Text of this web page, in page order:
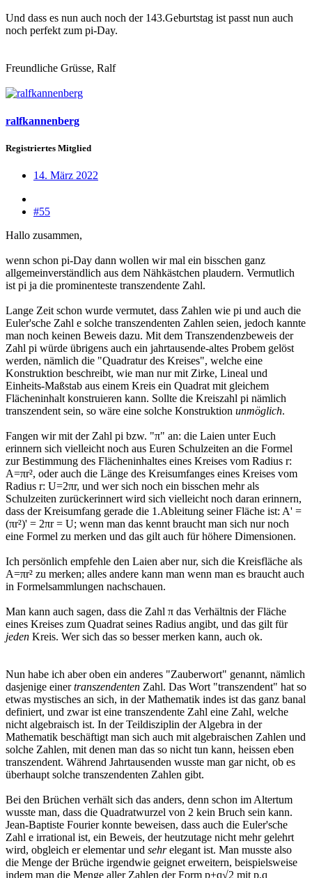
Und dass es nun auch noch der 143.Geburtstag ist passt nun auch
noch perfekt zum pi-Day.
Freundliche Grüsse, Ralf
ralfkannenberg
Registriertes Mitglied
14. März 2022
#55
Hallo zusammen,
wenn schon pi-Day dann wollen wir mal ein bisschen ganz
allgemeinverständlich aus dem Nähkästchen plaudern. Vermutlich
ist pi ja die prominenteste transzendente Zahl.
Lange Zeit schon wurde vermutet, dass Zahlen wie pi und auch die
Euler'sche Zahl e solche transzendenten Zahlen seien, jedoch kannte
man noch keinen Beweis dazu. Mit dem Transzendenzbeweis der
Zahl pi würde übrigens auch ein jahrtausende-altes Probem gelöst
werden, nämlich die "Quadratur des Kreises", welche eine
Konstruktion beschreibt, wie man nur mit Zirke, Lineal und
Einheits-Maßstab aus einem Kreis ein Quadrat mit gleichem
Flächeninhalt konstruieren kann. Sollte die Kreiszahl pi nämlich
transzendent sein, so wäre eine solche Konstruktion unmöglich.
Fangen wir mit der Zahl pi bzw. "π" an: die Laien unter Euch
erinnern sich vielleicht noch aus Euren Schulzeiten an die Formel
zur Bestimmung des Flächeninhaltes eines Kreises vom Radius r:
A=πr², oder auch die Länge des Kreisumfanges eines Kreises vom
Radius r: U=2πr, und wer sich noch ein bisschen mehr als
Schulzeiten zurückerinnert wird sich vielleicht noch daran erinnern,
dass der Kreisumfang gerade die 1.Ableitung seiner Fläche ist: A' =
(πr²)' = 2πr = U; wenn man das kennt braucht man sich nur noch
eine Formel zu merken und das gilt auch für höhere Dimensionen.
Ich persönlich empfehle den Laien aber nur, sich die Kreisfläche als
A=πr² zu merken; alles andere kann man wenn man es braucht auch
in Formelsammlungen nachschauen.
Man kann auch sagen, dass die Zahl π das Verhältnis der Fläche
eines Kreises zum Quadrat seines Radius angibt, und das gilt für
jeden Kreis. Wer sich das so besser merken kann, auch ok.
Nun habe ich aber oben ein anderes "Zauberwort" genannt, nämlich
dasjenige einertranszendenten Zahl. Das Wort "transzendent" hat so
etwas mystisches an sich, in der Mathematik indes ist das ganz banal
definiert, und zwar ist eine transzendente Zahl eine Zahl, welche
nicht algebraisch ist. In der Teildisziplin der Algebra in der
Mathematik beschäftigt man sich auch mit algebraischen Zahlen und
solche Zahlen, mit denen man das so nicht tun kann, heissen eben
transzendent. Während Jahrtausenden wusste man gar nicht, ob es
überhaupt solche transzendenten Zahlen gibt.
Bei den Brüchen verhält sich das anders, denn schon im Altertum
wusste man, dass die Quadratwurzel von 2 kein Bruch sein kann.
Jean-Baptiste Fourier konnte beweisen, dass auch die Euler'sche
Zahl e irrational ist, ein Beweis, der heutzutage nicht mehr gelehrt
wird, obgleich er elementar und sehrelegant ist. Man musste also
die Menge der Brüche irgendwie geignet erweitern, beispielsweise
indem man die Menge aller Zahlen der Form p+q√2 mit p,q